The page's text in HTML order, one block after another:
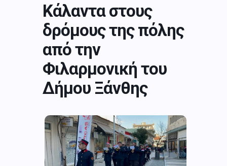
Κάλαντα στους
δρόμους της πόλης
από την
Φιλαρμονική του
Δήμου Ξάνθης